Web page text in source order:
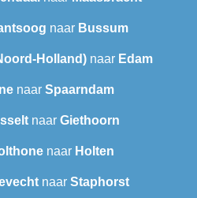
naar Bussum
Holland) naar Edam
naar Spaarndam
naar Giethoorn
naar Holten
naar Staphorst